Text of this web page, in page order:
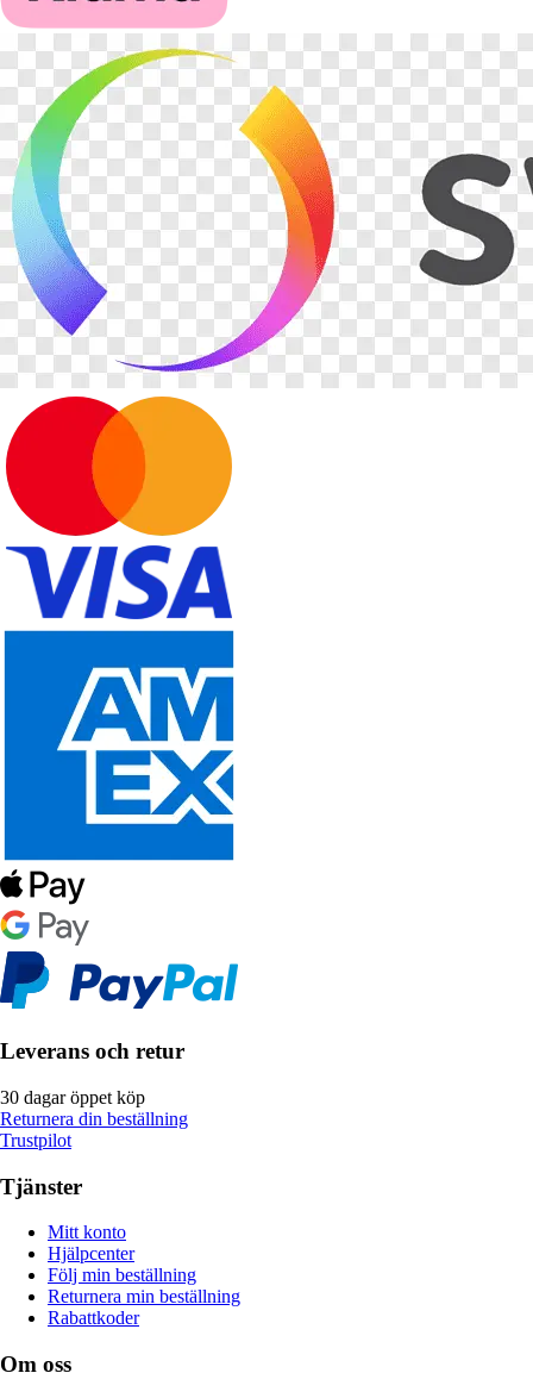
Leverans och retur
30 dagar öppet köp
Returnera din beställning
Trustpilot
Tjänster
Mitt konto
Hjälpcenter
Följ min beställning
Returnera min beställning
Rabattkoder
Om oss